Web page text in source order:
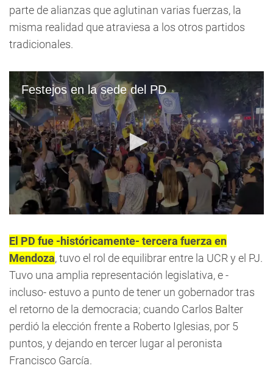
parte de alianzas que aglutinan varias fuerzas, la
misma realidad que atraviesa a los otros partidos
tradicionales.
Festejos en la sede del PD
of
27
seconds
El PD fue -históricamente- tercera fuerza en
Mendoza, tuvo el rol de equilibrar entre la UCR y el PJ.
Tuvo una amplia representación legislativa, e -
incluso- estuvo a punto de tener un gobernador tras
el retorno de la democracia; cuando Carlos Balter
perdió la elección frente a Roberto Iglesias, por 5
puntos, y dejando en tercer lugar al peronista
Francisco García.